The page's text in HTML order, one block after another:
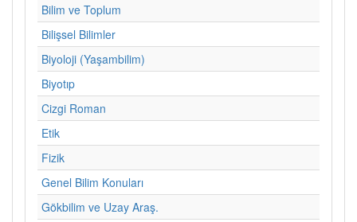
Bilim ve Toplum
Bilişsel Bilimler
Biyoloji (Yaşambilim)
Biyotıp
Cizgi Roman
Etik
Fizik
Genel Bilim Konuları
Gökbilim ve Uzay Araş.